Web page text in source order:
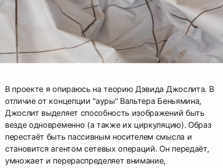
В проекте я опираюсь на теорию Дэвида Джослита. В
отличие от концепции "ауры" Вальтера Беньямина,
Джослит выделяет способность изображений быть
везде одновременно (а также их циркуляцию). Образ
перестаёт быть пассивным носителем смысла и
становится агентом сетевых операций. Он передаёт,
умножает и перераспределяет внимание,